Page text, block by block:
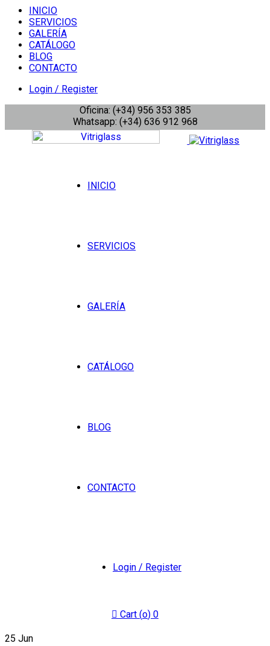
INICIO
SERVICIOS
GALERÍA
CATÁLOGO
BLOG
CONTACTO
Login / Register
Oficina: (+34) 956 353 385
Whatsapp: (+34) 636 912 968
INICIO
SERVICIOS
GALERÍA
CATÁLOGO
BLOG
CONTACTO
Login / Register
Cart (o) 0
25 Jun